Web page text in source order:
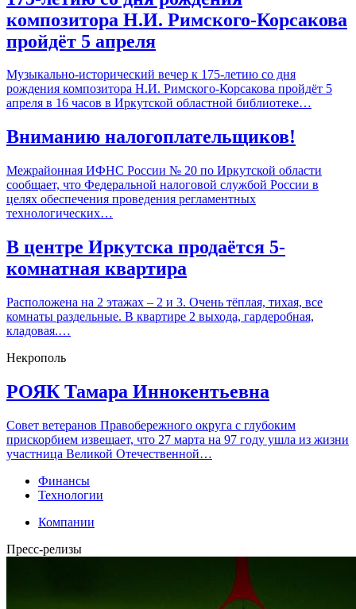
композитора Н.И. Римского-Корсакова
пройдёт 5 апреля
Музыкально-исторический вечер к 175-летию со дня
рождения композитора Н.И. Римского-Корсакова пройдёт 5
апреля в 16 часов в Иркутской областной библиотеке…
Вниманию налогоплательщиков!
Межрайонная ИФНС России № 20 по Иркутской области
сообщает, что Федеральной налоговой службой России в
целях обеспечения проведения регламентных
технологических…
В центре Иркутска продаётся 5-
комнатная квартира
Расположена на 2 этажах – 2 и 3. Очень тёплая, тихая, все
комнаты раздельные. В квартире 2 выхода, гардеробная,
кладовая.…
Некрополь
РОЯК Тамара Иннокентьевна
Совет ветеранов Правобережного округа с глубоким
прискорбием извещает, что 27 марта на 97 году ушла из жизни
участница Великой Отечественной…
Финансы
Технологии
Компании
Пресс-релизы